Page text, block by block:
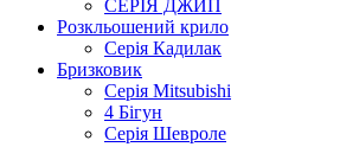
СЕРІЯ ДЖИП
Розкльошений крило
Серія Кадилак
Бризковик
Серія Mitsubishi
4 Бігун
Серія Шевроле